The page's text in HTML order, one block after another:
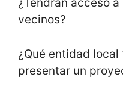
¿Tendrán acceso
vecinos?
¿Qué entidad
presentar un